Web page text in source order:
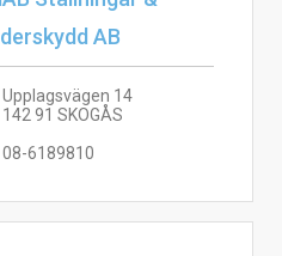
AB
Upplagsvägen 14
142 91 SKOGÅS
08-6189810